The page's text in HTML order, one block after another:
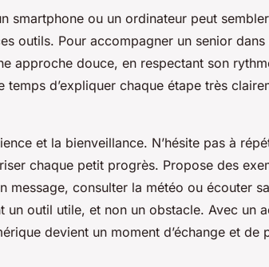
smartphone ou un ordinateur peut
outils. Pour accompagner un senior
approche douce, en respectant son
temps d’expliquer chaque étape très
et la bienveillance. N’hésite pas à
chaque petit progrès. Propose des
message, consulter la météo ou écouter
un outil utile, et non un obstacle. Avec un
devient un moment d’échange et de